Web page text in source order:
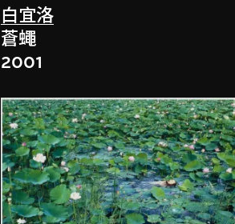
白宜洛
蒼蠅
2001